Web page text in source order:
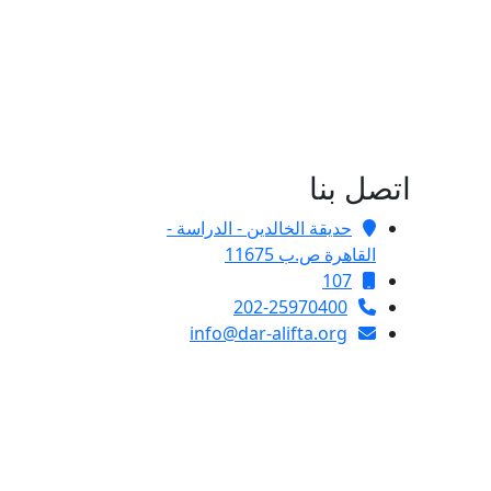
اتصل بنا
حديقة الخالدين - الدراسة -
القاهرة ص.ب 11675
107
202-25970400
info@dar-alifta.org